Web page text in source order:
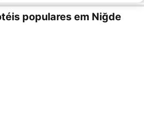
populares em Niğde